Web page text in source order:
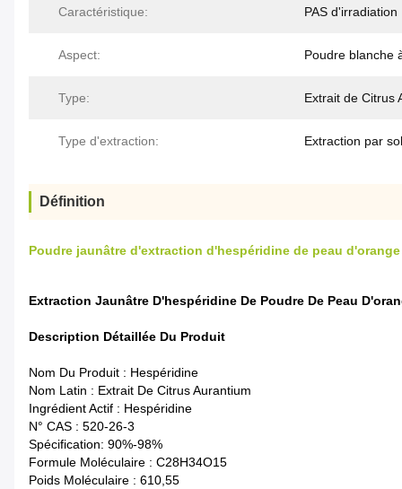
Caractéristique: PAS d'irradiation
Aspect: Poudre blanche
Type: Extrait de Citrus
Type d'extraction: Extraction par
Définition
Poudre jaunâtre d'extraction d'hespéridine de peau
Extraction Jaunâtre D'hespéridine De Poudre De Peau
Description Détaillée Du Produit
Nom Du Produit : Hespéridine
Nom Latin : Extrait De Citrus Aurantium
Ingrédient Actif : Hespéridine
N° CAS : 520-26-3
Spécification: 90%-98%
Formule Moléculaire : C28H34O15
Poids Moléculaire : 610,55